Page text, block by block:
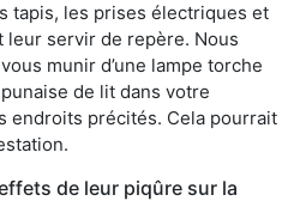
tapis, les prises électriques et
servir de repère. Nous
munir d’une lampe torche
de lit dans votre
endroits précités. Cela pourrait
de leur piqûre sur la